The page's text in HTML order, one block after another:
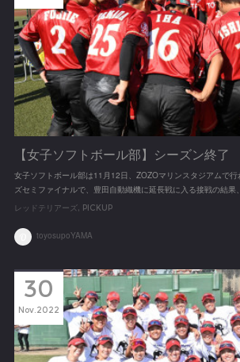
【女子ソフトボール部】シーズン終了
女子ソフトボール部は11月12日、ZOZOマリンスタジアムで
ズセミファイナルで、豊田自動織機に延長戦に入る接戦の結
レッドテリアーズ PICKUP
toyosupoYAMA
30
Nov 2022